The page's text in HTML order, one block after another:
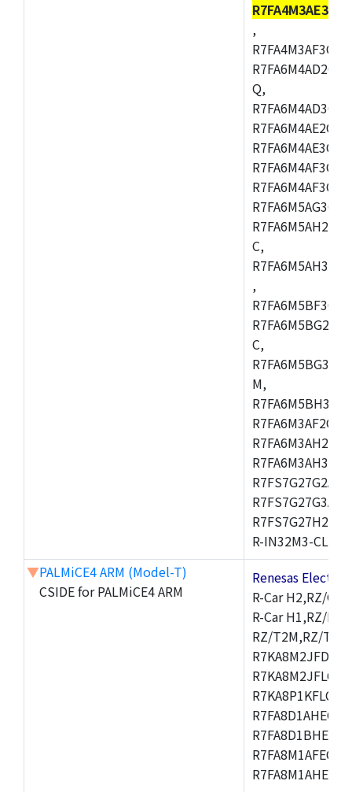
R7FA4M3AE3CFP
,
Q,
C,
,
C,
M,
R-IN32M3-CL,R-
▼PALMiCE4 ARM (Model-T)
CSIDE for PALMiCE4 ARM
Renesas
R-Car H2,RZ/
R-Car H1,RZ/
RZ/T2M,RZ/